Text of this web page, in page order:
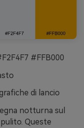
#FFB000
di lancio
notturna sul
Queste